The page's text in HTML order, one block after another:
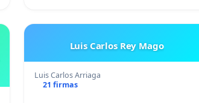
Luis Carlos Rey Mago
Luis Carlos Arriaga
21 firmas